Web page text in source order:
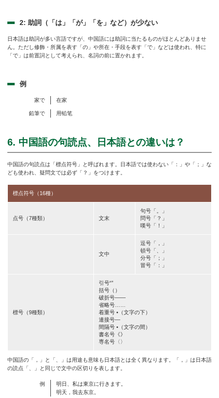
2: 助詞（「は」「が」「を」など）が少ない
日本語は助詞が多い言語ですが、中国語には助詞に当たるものがほとんどありませ
ん。ただし修飾・所属を表す「の」や所在・手段を表す「で」などは使われ、特に
「で」は前置詞として考えられ、名詞の前に置かれます。
例
家で 在家
鉛筆で 用铅笔
6. 中国語の句読点、日本語との違いは？
中国語の句読点は「標点符号」と呼ばれます。日本語では使わない「：」や「；」な
ども使われ、疑問文では必ず「？」をつけます。
標点符号（16種）
点号（7種類） 文末
句号「。」
問号「？」
嘆号「！」
文中
逗号「，」
頓号「、」
分号「；」
冒号「：」
標号（9種類）
引号“”
括号（）
破折号——
省略号……
着重号 •（文字の下）
連接号—
間隔号 •（文字の間）
書名号《》
専名号〈〉
中国語の「，」と「、」は用途も意味も日本語とは全く異なります。「，」は日本語
の読点「、」と同じで文中の区切りを表します。
例
明日、私は東京に行きます。
明天，我去东京。